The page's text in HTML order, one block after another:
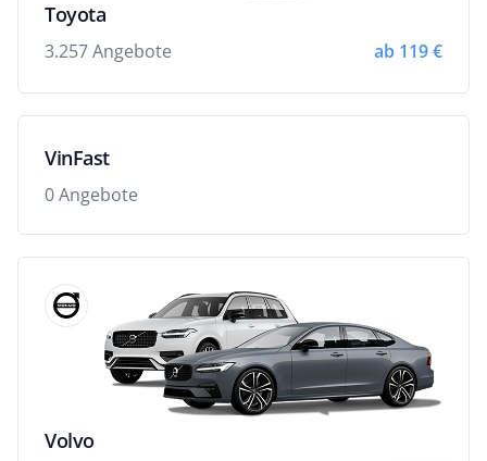
Toyota
3.257 Angebote ab 119 €
VinFast
0 Angebote
Volvo